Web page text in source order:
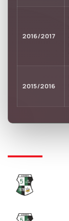
2016/2017
2015/2016